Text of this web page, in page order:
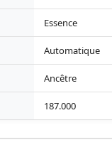
Essence
Automatique
Ancêtre
187.000